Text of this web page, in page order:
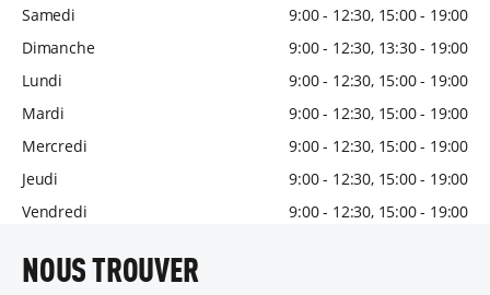
Samedi
9:00 - 12:30, 15:00 - 19:00
Dimanche
9:00 - 12:30, 13:30 - 19:00
Lundi
9:00 - 12:30, 15:00 - 19:00
Mardi
9:00 - 12:30, 15:00 - 19:00
Mercredi
9:00 - 12:30, 15:00 - 19:00
Jeudi
9:00 - 12:30, 15:00 - 19:00
Vendredi
9:00 - 12:30, 15:00 - 19:00
NOUS TROUVER